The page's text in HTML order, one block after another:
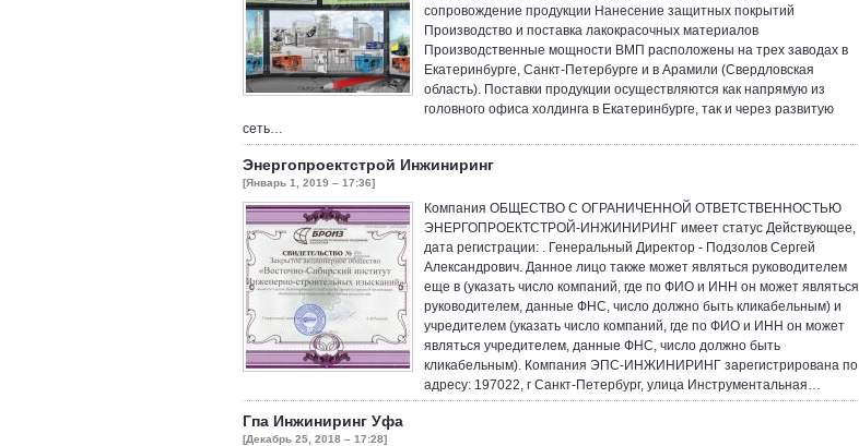
сопровождение продукции Нанесение защитных покрытий
Производство и поставка лакокрасочных материалов
Производственные мощности ВМП расположены на трех заводах в
Екатеринбурге, Санкт-Петербурге и в Арамили (Свердловская
область). Поставки продукции осуществляются как напрямую из
головного офиса холдинга в Екатеринбурге, так и через развитую
сеть…
Энергопроектстрой Инжиниринг
[Январь 1, 2019 – 17:36]
Компания ОБЩЕСТВО С ОГРАНИЧЕННОЙ ОТВЕТСТВЕННОСТЬЮ
ЭНЕРГОПРОЕКТСТРОЙ-ИНЖИНИРИНГ имеет статус Действующее,
дата регистрации: . Генеральный Директор - Подзолов Сергей
Александрович. Данное лицо также может являться руководителем
еще в (указать число компаний, где по ФИО и ИНН он может являться
руководителем, данные ФНС, число должно быть кликабельным) и
учредителем (указать число компаний, где по ФИО и ИНН он может
являться учредителем, данные ФНС, число должно быть
кликабельным). Компания ЭПС-ИНЖИНИРИНГ зарегистрирована по
адресу: 197022, г Санкт-Петербург, улица Инструментальная…
Гпа Инжиниринг Уфа
[Декабрь 25, 2018 – 17:28]